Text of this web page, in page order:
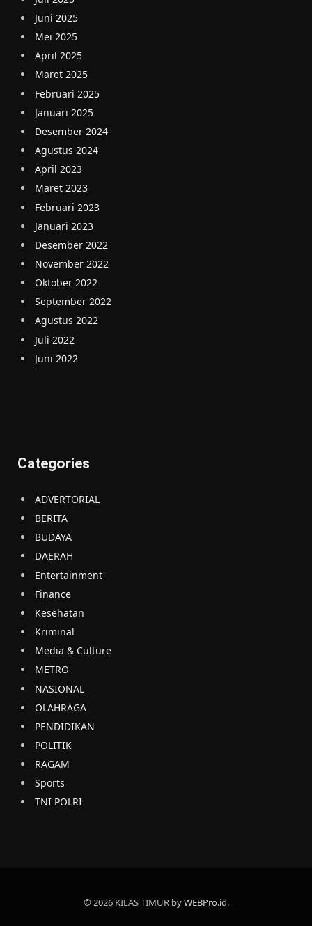
Juni 2025
Mei 2025
April 2025
Maret 2025
Februari 2025
Januari 2025
Desember 2024
Agustus 2024
April 2023
Maret 2023
Februari 2023
Januari 2023
Desember 2022
November 2022
Oktober 2022
September 2022
Agustus 2022
Juli 2022
Juni 2022
Categories
ADVERTORIAL
BERITA
BUDAYA
DAERAH
Entertainment
Finance
Kesehatan
Kriminal
Media & Culture
METRO
NASIONAL
OLAHRAGA
PENDIDIKAN
POLITIK
RAGAM
Sports
TNI POLRI
© 2026 KILAS TIMUR byWEBPro.id.